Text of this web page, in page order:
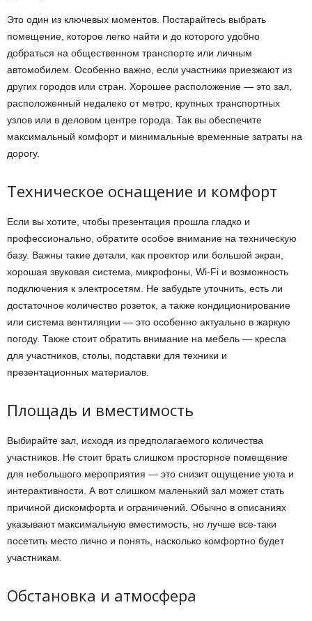
Это один из ключевых моментов. Постарайтесь выбрать
помещение, которое легко найти и до которого удобно
добраться на общественном транспорте или личным
автомобилем. Особенно важно, если участники приезжают из
других городов или стран. Хорошее расположение — это зал,
расположенный недалеко от метро, крупных транспортных
узлов или в деловом центре города. Так вы обеспечите
максимальный комфорт и минимальные временные затраты на
дорогу.
Техническое оснащение и комфорт
Если вы хотите, чтобы презентация прошла гладко и
профессионально, обратите особое внимание на техническую
базу. Важны такие детали, как проектор или большой экран,
хорошая звуковая система, микрофоны, Wi-Fi и возможность
подключения к электросетям. Не забудьте уточнить, есть ли
достаточное количество розеток, а также кондиционирование
или система вентиляции — это особенно актуально в жаркую
погоду. Также стоит обратить внимание на мебель — кресла
для участников, столы, подставки для техники и
презентационных материалов.
Площадь и вместимость
Выбирайте зал, исходя из предполагаемого количества
участников. Не стоит брать слишком просторное помещение
для небольшого мероприятия — это снизит ощущение уюта и
интерактивности. А вот слишком маленький зал может стать
причиной дискомфорта и ограничений. Обычно в описаниях
указывают максимальную вместимость, но лучше все-таки
посетить место лично и понять, насколько комфортно будет
участникам.
Обстановка и атмосфера